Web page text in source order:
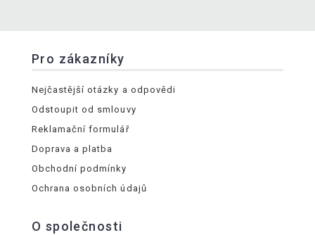
Pro zákazníky
Nejčastější otázky a odpovědi
Odstoupit od smlouvy
Reklamační formulář
Doprava a platba
Obchodní podmínky
Ochrana osobních údajů
O společnosti